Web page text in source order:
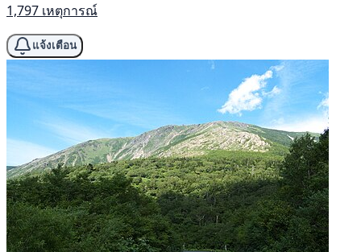
1,797 เหตุการณ์
แจ้งเตือน